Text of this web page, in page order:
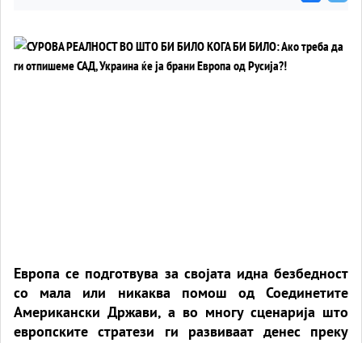
Европа се подготвува за својата идна безбедност
со мала или никаква помош од Соединетите
Американски Држави, а во многу сценарија што
европските стратези ги развиваат денес преку